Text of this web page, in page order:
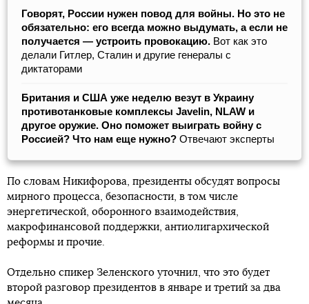
Говорят, России нужен повод для войны. Но это не
обязательно: его всегда можно выдумать, а если не
получается ― устроить провокацию. Вот как это
делали Гитлер, Сталин и другие генералы с
диктаторами
Британия и США уже неделю везут в Украину
противотанковые комплексы Javelin, NLAW и
другое оружие. Оно поможет выиграть войну с
Россией? Что нам еще нужно? Отвечают эксперты
По словам Никифорова, президенты обсудят вопросы
мирного процесса, безопасности, в том числе
энергетической, оборонного взаимодействия,
макрофинансовой поддержки, антиолигархической
реформы и прочие.
Отдельно спикер Зеленского уточнил, что это будет
второй разговор президентов в январе и третий за два